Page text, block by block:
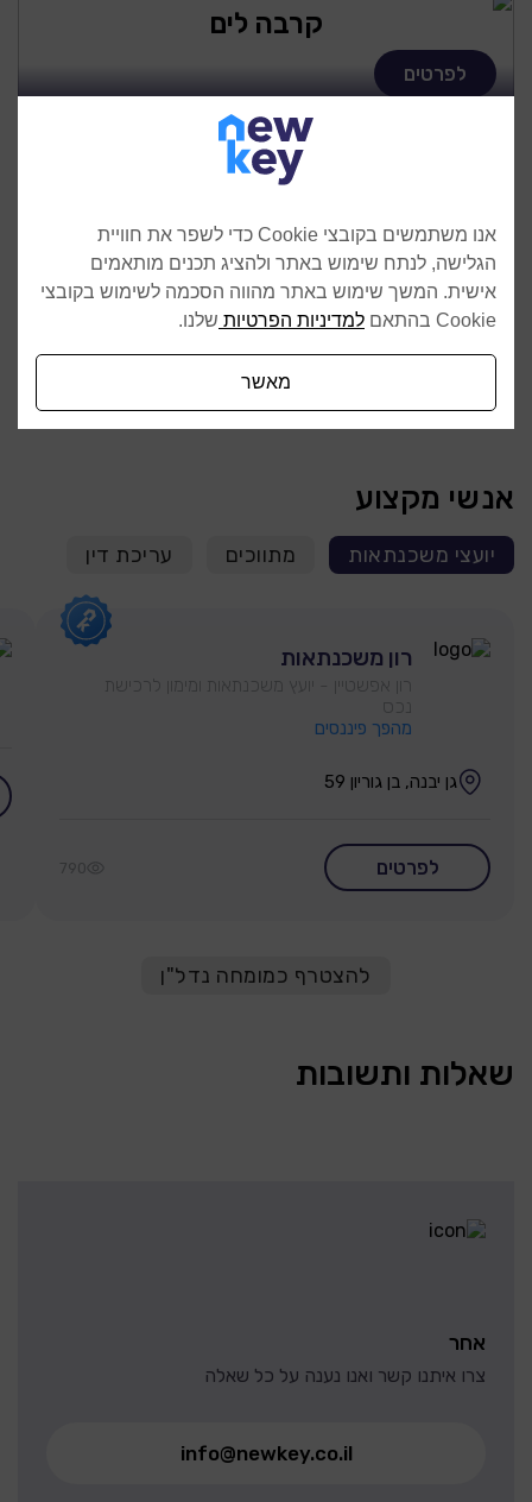
קרבה לים
לפרטים
אנשי מקצוע
יועצי משכנתאות מתווכים עריכת דין
רון משכנתאות
רון אפשטיין - יועץ משכנתאות ומימון לרכישת
נכס
מהפך פיננסים
גן יבנה, בן גוריון 59
לפרטים 790
להצטרף כמומחה נדל"ן
שאלות ותשובות
אחר
צרו איתנו קשר ואנו נענה על כל שאלה
info@newkey.co.il
אנו משתמשים בקובצי Cookie כדי לשפר את חוויית
הגלישה, לנתח שימוש באתר ולהציג תכנים מותאמים
אישית. המשך שימוש באתר מהווה הסכמה לשימוש בקובצי
Cookie בהתאם
למדיניות הפרטיות שלנו.
מאשר